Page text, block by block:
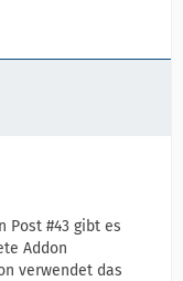
Post #43 gibt es
Addon
verwendet das